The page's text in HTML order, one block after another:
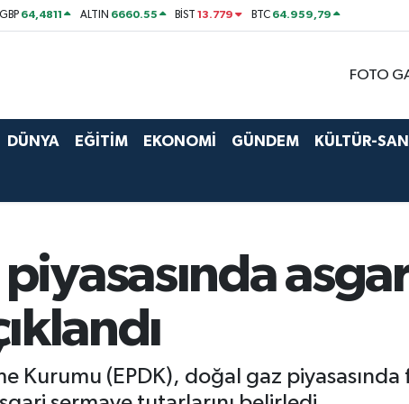
GBP 64,4811 ALTIN 6660.55 BİST13.779 BTC 64.959,79
FOTO
DÜNYA EĞİTİM EKONOMİ GÜNDEM KÜLTÜR-
Kurumu (EPDK), doğal gaz